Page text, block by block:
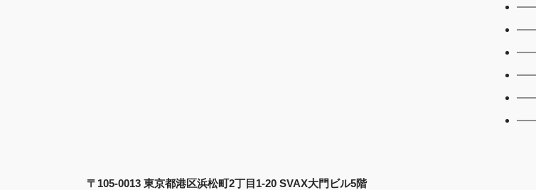
〒105-0013 東京都港区浜松町2丁目1-20 SVAX大門ビル5階